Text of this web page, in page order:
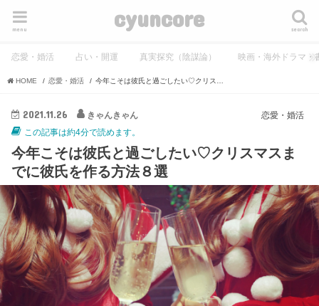
cyuncore search
menu
恋愛・婚活 占い・開運 真実探究（陰謀論） 映画・海外ドラマ・
HOME 恋愛・婚活
恋愛・婚活
2021.11.26
きゃんきゃん
この記事は約4分で読めます。
今年こそは彼氏と過ごしたい♡クリスマスま
でに彼氏を作る方法８選